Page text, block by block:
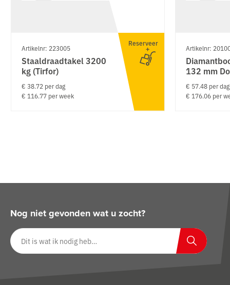
Artikelnr: 223005
Staaldraadtakel 3200
kg (Tirfor)
€ 38.72 per dag
€ 116.77 per week
Reserveer
Artikelnr:
132 mm
€ 57.48 per dag
€ 176.06 per
Nog niet gevonden wat u zocht?
Zoeken op website
Zoeken